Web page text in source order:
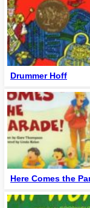
Drummer Hoff
Here Comes the